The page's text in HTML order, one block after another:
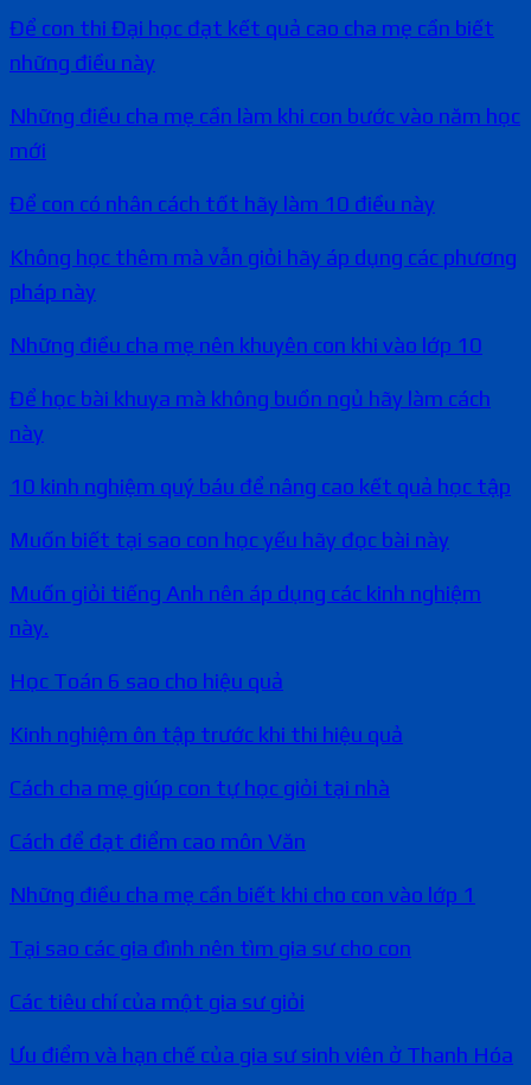
Để con thi Đại học đạt kết quả cao cha mẹ cần biết
những điều này
Những điều cha mẹ cần làm khi con bước vào năm học
mới
Để con có nhân cách tốt hãy làm 10 điều này
Không học thêm mà vẫn giỏi hãy áp dụng các phương
pháp này
Những điều cha mẹ nên khuyên con khi vào lớp 10
Để học bài khuya mà không buồn ngủ hãy làm cách
này
10 kinh nghiệm quý báu để nâng cao kết quả học tập
Muốn biết tại sao con học yếu hãy đọc bài này
Muốn giỏi tiếng Anh nên áp dụng các kinh nghiệm
này.
Học Toán 6 sao cho hiệu quả
Kinh nghiệm ôn tập trước khi thi hiệu quả
Cách cha mẹ giúp con tự học giỏi tại nhà
Cách để đạt điểm cao môn Văn
Những điều cha mẹ cần biết khi cho con vào lớp 1
Tại sao các gia đình nên tìm gia sư cho con
Các tiêu chí của một gia sư giỏi
Ưu điểm và hạn chế của gia sư sinh viên ở Thanh Hóa